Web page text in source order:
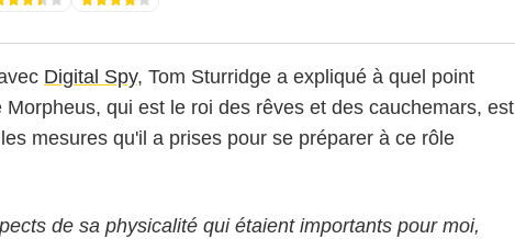
Digital Spy, Tom Sturridge a expliqué à quel point
Morpheus, qui est le roi des rêves et des cauchemars, est
mesures qu'il a prises pour se préparer à ce rôle
de sa physicalité qui étaient importants pour moi,